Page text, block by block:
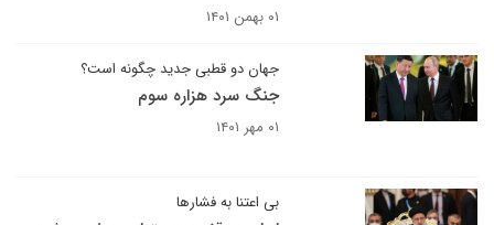
۰۱ بهمن ۱۴۰۱
جهان دو قطبی جدید چگونه است؟
جنگ سرد هزاره سوم
۰۱ مهر ۱۴۰۱
بی اعتنا به فشارها